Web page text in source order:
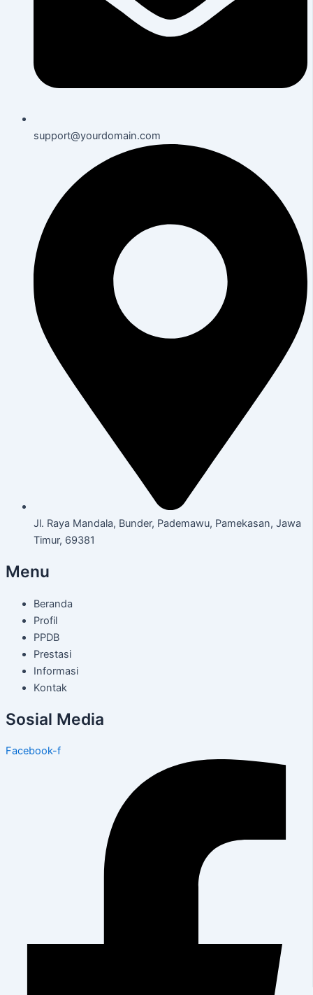
support@yourdomain.com
Jl. Raya Mandala, Bunder, Pademawu, Pamekasan, Jawa
Timur, 69381
Menu
Beranda
Profil
PPDB
Prestasi
Informasi
Kontak
Sosial Media
Facebook-f